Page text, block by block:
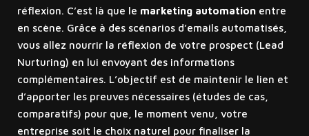
réflexion. C’est là que le marketing automationentre
en scène. Grâce à des scénarios d’emails automatisés,
vous allez nourrir la réflexion de votre prospect (Lead
Nurturing) en lui envoyant des informations
complémentaires. L’objectif est de maintenir le lien et
d’apporter les preuves nécessaires (études de cas,
comparatifs) pour que, le moment venu, votre
entreprise soit le choix naturel pour finaliser la